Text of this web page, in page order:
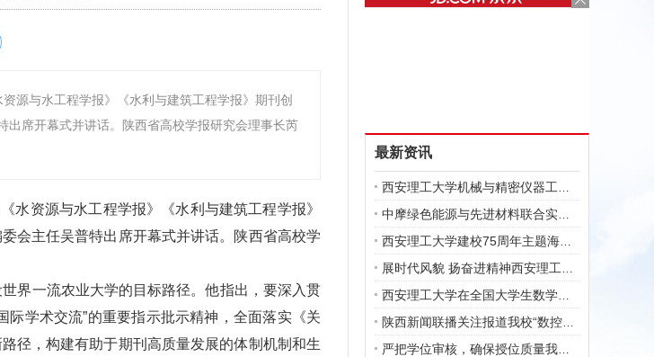
源与水工程学报》《水利与建筑工程学报》期刊创
出席开幕式并讲话。陕西省高校学报研究会理事长芮
水资源与水工程学报》《水利与建筑工程学报》
会主任吴普特出席开幕式并讲话。陕西省高校学
界一流农业大学的目标路径。他指出，要深入贯
学术交流”的重要指示批示精神，全面落实《关
径，构建有助于期刊高质量发展的体制机制和生
最新资讯
西安理工大学机械与精密仪器工程学院教
中摩绿色能源与先进材料联合实验室首届
西安理工大学建校75周年主题海报发布
展时代风貌 扬奋进精神西安理工大学举
西安理工大学在全国大学生数学竞赛中获
陕西新闻联播关注报道我校“数控机床与
严把学位审核，确保授位质量我校召开20